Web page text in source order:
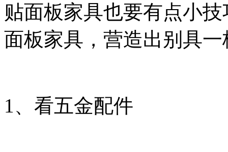
贴面板家具也要有点小
面板家具，营造出别具
1、看五金配件